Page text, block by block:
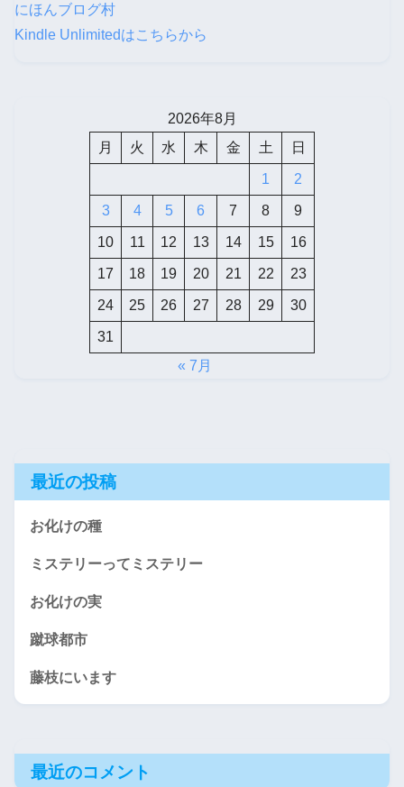
にほんブログ村
Kindle Unlimitedはこちらから
2026年8月
月
火 水 木 金 土 日
1 2
3 4 5 6 7 8 9
10 11 12 13 14 15 16
17 18 19 20 21 22 23
24 25 26 27 28 29 30
31
« 7月
最近の投稿
お化けの種
ミステリーってミステリー
お化けの実
蹴球都市
藤枝にいます
最近のコメント